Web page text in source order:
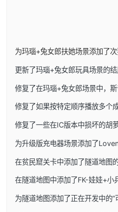
为玛瑙+兔女郎扶她场景添加了
更新了玛瑙+兔女郎玩具场景的
修复了在玛瑙+兔女郎场景中，
修复了如果按特定顺序播放多个
修复了一些在IC版本中损坏的胡
为升级版充电器场景添加了
在贫民窟关卡中添加了隧道地图
在隧道地图中添加了FK-娃娃+小
为隧道地图添加了正在开发中的